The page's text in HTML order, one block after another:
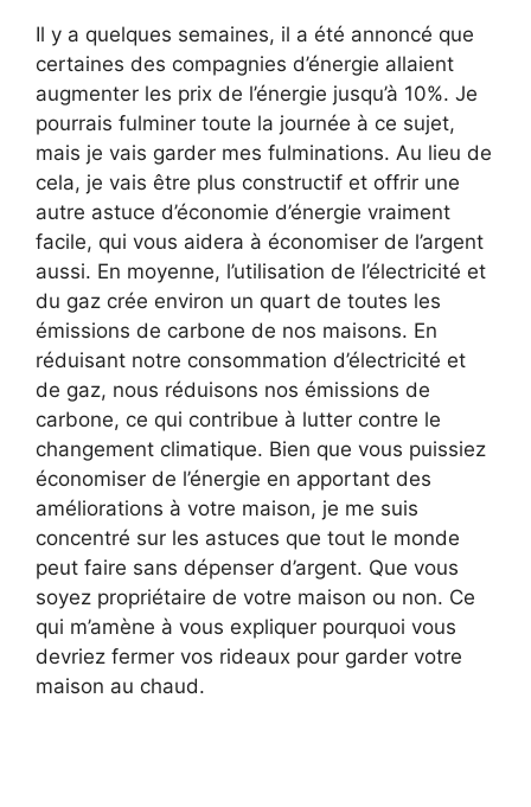
Il y a quelques semaines, il a été annoncé que
certaines des compagnies d’énergie allaient
augmenter les prix de l’énergie jusqu’à 10%. Je
pourrais fulminer toute la journée à ce sujet,
mais je vais garder mes fulminations. Au lieu de
cela, je vais être plus constructif et offrir une
autre astuce d’économie d’énergie vraiment
facile, qui vous aidera à économiser de l’argent
aussi. En moyenne, l’utilisation de l’électricité et
du gaz crée environ un quart de toutes les
émissions de carbone de nos maisons. En
réduisant notre consommation d’électricité et
de gaz, nous réduisons nos émissions de
carbone, ce qui contribue à lutter contre le
changement climatique. Bien que vous puissiez
économiser de l’énergie en apportant des
améliorations à votre maison, je me suis
concentré sur les astuces que tout le monde
peut faire sans dépenser d’argent. Que vous
soyez propriétaire de votre maison ou non. Ce
qui m’amène à vous expliquer pourquoi vous
devriez fermer vos rideaux pour garder votre
maison au chaud.